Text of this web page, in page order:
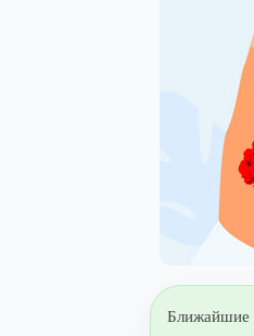
Ближайшие